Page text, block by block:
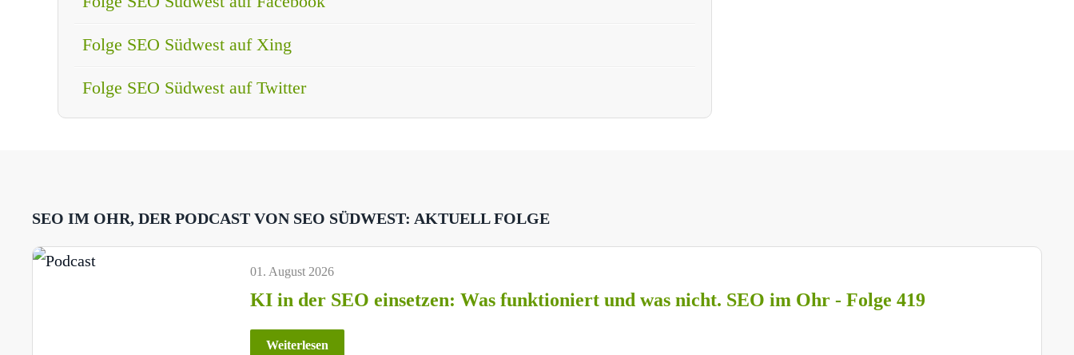
Folge SEO Südwest auf Xing
Folge SEO Südwest auf Twitter
SEO IM OHR, DER PODCAST VON SEO SÜDWEST: AKTUELL FOLGE
01. August 2026
KI in der SEO einsetzen: Was funktioniert und was nicht. SEO im Ohr - Folge 419
Weiterlesen